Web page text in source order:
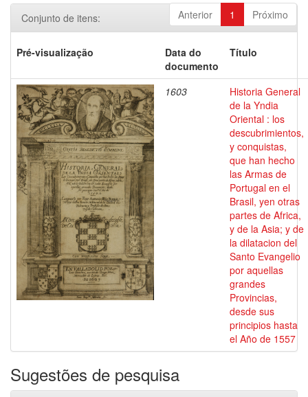
Anterior 1 Próximo
Conjunto de itens:
Pré-visualização
Data do
documento
Título
1603
Historia General
de la Yndia
Oriental : los
descubrimientos,
y conquistas,
que han hecho
las Armas de
Portugal en el
Brasil, yen otras
partes de Africa,
y de la Asia; y de
la dilatacion del
Santo Evangelio
por aquellas
grandes
Provincias,
desde sus
principios hasta
el Año de 1557
Sugestões de pesquisa